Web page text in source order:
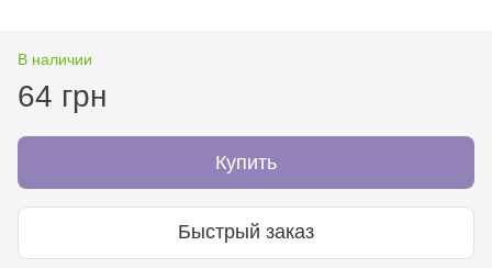
В наличии
64 грн
Купить
Быстрый заказ